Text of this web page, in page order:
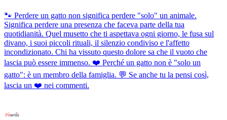
🐾 Perdere un gatto non significa perdere "solo" un animale.
Significa perdere una presenza che faceva parte della tua
quotidianità. Quel musetto che ti aspettava ogni giorno, le fusa sul
divano, i suoi piccoli rituali, il silenzio condiviso e l'affetto
incondizionato. Chi ha vissuto questo dolore sa che il vuoto che
lascia può essere immenso. ❤️ Perché un gatto non è "solo un
gatto": è un membro della famiglia. 💬 Se anche tu la pensi così,
lascia un ❤️ nei commenti.